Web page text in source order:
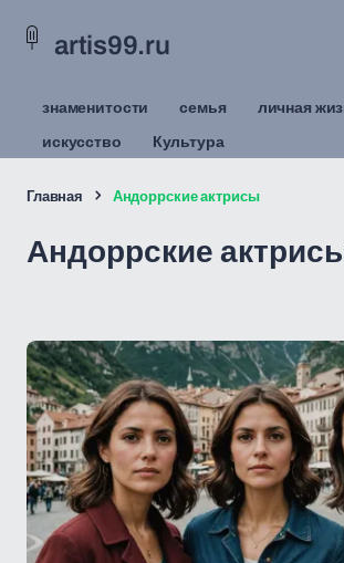
artis99.ru
знаменитости семья
личная
искусство
Культура
Главная Андоррские актрисы
Андоррские